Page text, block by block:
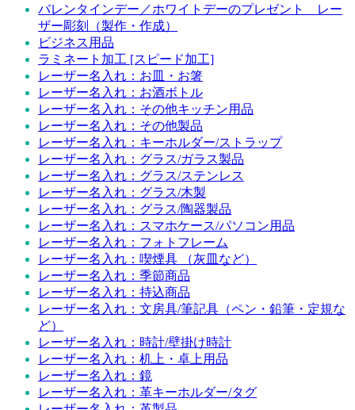
バレンタインデー／ホワイトデーのプレゼント レー
ザー彫刻（製作・作成）
ビジネス用品
ラミネート加工 [スピード加工]
レーザー名入れ：お皿・お箸
レーザー名入れ：お酒ボトル
レーザー名入れ：その他キッチン用品
レーザー名入れ：その他製品
レーザー名入れ：キーホルダー/ストラップ
レーザー名入れ：グラス/ガラス製品
レーザー名入れ：グラス/ステンレス
レーザー名入れ：グラス/木製
レーザー名入れ：グラス/陶器製品
レーザー名入れ：スマホケース/パソコン用品
レーザー名入れ：フォトフレーム
レーザー名入れ：喫煙具 （灰皿など）
レーザー名入れ：季節商品
レーザー名入れ：持込商品
レーザー名入れ：文房具/筆記具（ペン・鉛筆・定規な
ど）
レーザー名入れ：時計/壁掛け時計
レーザー名入れ：机上・卓上用品
レーザー名入れ：鏡
レーザー名入れ：革キーホルダー/タグ